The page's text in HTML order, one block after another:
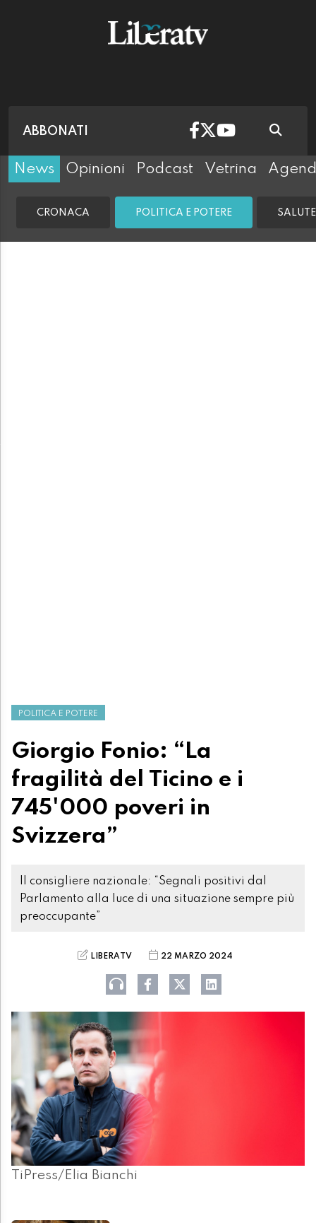
ABBONATI
News Opinioni Podcast Vetrina
CRONACA POLITICA E POTERE
POLITICA E POTERE
Giorgio Fonio: “La
fragilità del Ticino e i
745'000 poveri in
Svizzera”
Il consigliere nazionale: “Segnali positivi dal
Parlamento alla luce di una situazione sempre più
preoccupante”
LIBERATV 22 MARZO 2024
TiPress/Elia Bianchi